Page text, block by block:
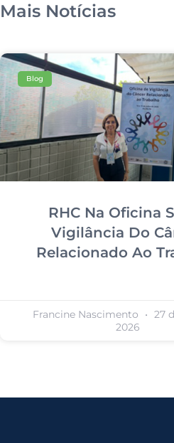
Mais Notícias
Blog
RHC Na Oficina
Vigilância Do
Relacionado Ao
Francine Nascimento
27
2026